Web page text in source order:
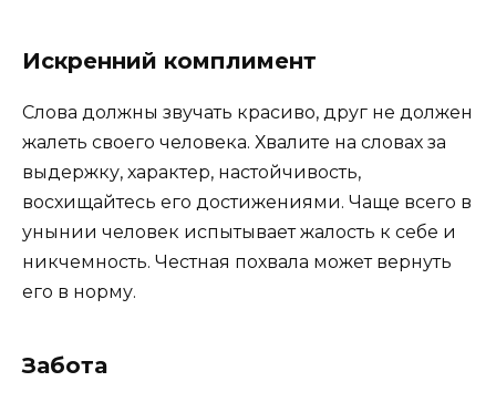
Искренний комплимент
Слова должны звучать красиво, друг не должен
жалеть своего человека. Хвалите на словах за
выдержку, характер, настойчивость,
восхищайтесь его достижениями. Чаще всего в
унынии человек испытывает жалость к себе и
никчемность. Честная похвала может вернуть
его в норму.
Забота